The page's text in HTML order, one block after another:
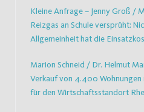
Kleine Anfrage – Jenny Groß /
Reizgas an Schule versprüht:
Allgemeinheit hat die
Marion Schneid / Dr. Helmut
Verkauf von 4.400 Wohnungen
für den Wirtschaftsstandort